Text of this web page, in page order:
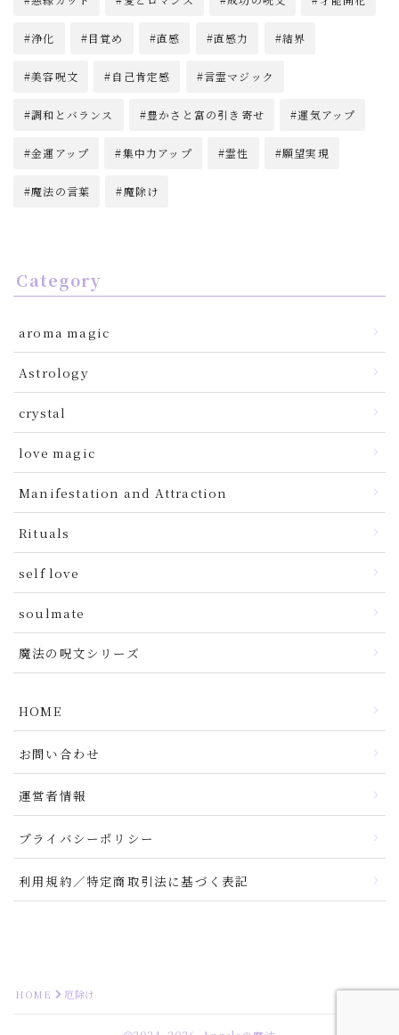
浄化 目覚め 直感 直感力 結界
美容呪文 自己肯定感 言霊マジック
調和とバランス 豊かさと富の引き寄せ 運気アップ
金運アップ 集中力アップ 霊性 願望実現
魔法の言葉 魔除け
Category
aroma magic
Astrology
crystal
love magic
Manifestation and Attraction
Rituals
self love
soulmate
魔法の呪文シリーズ
HOME
お問い合わせ
運営者情報
プライバシーポリシー
利用規約／特定商取引法に基づく表記
HOME 厄除け